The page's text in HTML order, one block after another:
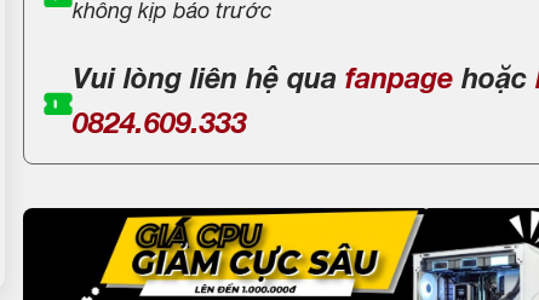
không kịp báo trước
Vui lòng liên hệ qua fanpage hoặc
0824.609.333